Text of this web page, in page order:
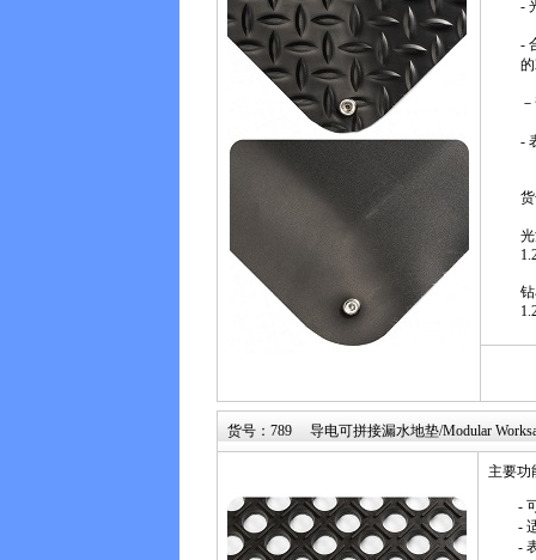
-
-
-
货号：789 导电可拼接漏水地垫/Modular
主要功
-
-
-